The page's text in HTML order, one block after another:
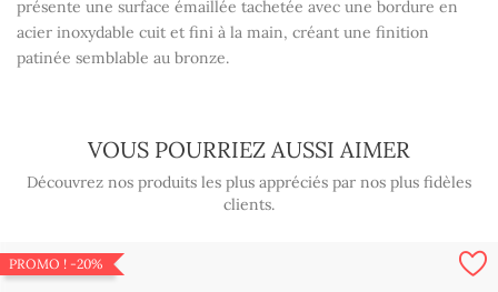
présente une surface émaillée tachetée avec une bordure en
acier inoxydable cuit et fini à la main, créant une finition
patinée semblable au bronze.
VOUS POURRIEZ AUSSI AIMER
Découvrez nos produits les plus appréciés par nos plus fidèles
clients.
PROMO ! -20%